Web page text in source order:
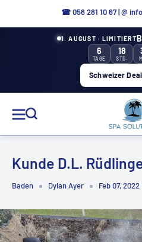
☎ 056 281 10 67|@
1. AUGUST · LIMITIERT
6
TAGE
18
STD.
Schweizer
Kunde D.L.
Baden Dylan Ayer Feb 07, 2022